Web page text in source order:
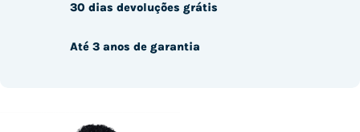
30 dias devoluções grátis
Até 3 anos de garantia